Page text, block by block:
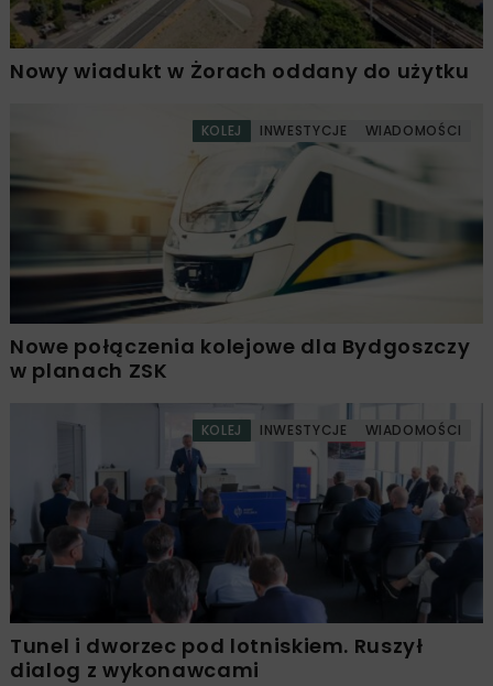
Nowy wiadukt w Żorach oddany do użytku
KOLEJ INWESTYCJE WIADOMOŚCI
Nowe połączenia kolejowe dla Bydgoszczy
w planach ZSK
KOLEJ INWESTYCJE WIADOMOŚCI
Tunel i dworzec pod lotniskiem. Ruszył
dialog z wykonawcami